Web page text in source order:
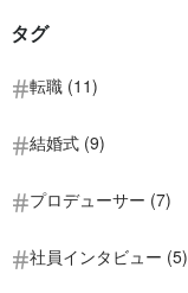
タグ
転職 (11)
結婚式 (9)
プロデューサー (7)
社員インタビュー (5)